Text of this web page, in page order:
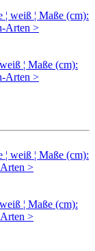
¦ Maße (cm):
Arten >
¦ Maße (cm):
>